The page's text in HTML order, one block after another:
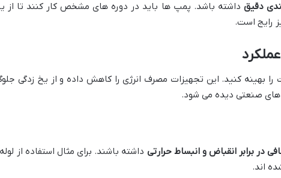
دقیق داشته باشد. پمپ ها باید در دوره های مشخص کار کنند تا از
رایج است​.
را بهینه کنید. این تجهیزات مصرف انرژی را کاهش داده و از یخ زدگی
های صنعتی دیده می شود.
در برابر انقباض و انبساط حرارتی
اند.